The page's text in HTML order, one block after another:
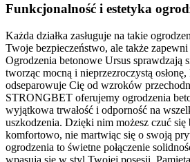
Funkcjonalność i estetyka
Każda działka zasługuje na takie
Twoje bezpieczeństwo, ale także
Ogrodzenia betonowe Ursus sprawdzają
tworząc mocną i nieprzezroczystą
odseparowuje Cię od wzroków
STRONGBET oferujemy ogrodzenia
wyjątkowa trwałość i odporność na
uszkodzenia. Dzięki nim możesz czuć się
komfortowo, nie martwiąc się o swoją
ogrodzenia to świetne połączenie
wpasują się w styl Twojej posesji.